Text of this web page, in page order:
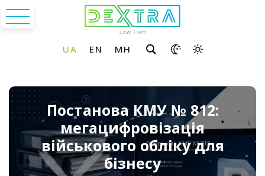
Постанова КМУ № 812:
мегацифровізація
військового обліку для
бізнесу